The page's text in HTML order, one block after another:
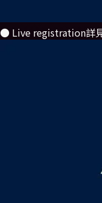
● Live registration詳